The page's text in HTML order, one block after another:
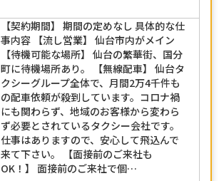
【契約期間】 期間の定めなし 具体的な仕
事内容 【流し営業】 仙台市内がメイン
【待機可能な場所】 仙台の繁華街、国分
町に待機場所あり。 【無線配車】 仙台タ
クシーグループ全体で、月間2万4千件も
の配車依頼が殺到しています。コロナ禍
にも関わらず、地域のお客様から変わら
ず必要とされているタクシー会社です。
仕事はありますので、安心して飛込んで
来て下さい。 【面接前のご来社も
OK！】 面接前のご来社で個…